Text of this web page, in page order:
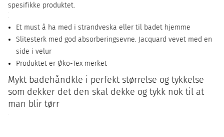
spesifikke produktet.
Et must å ha med i strandveska eller til badet hjemme
Slitesterk med god absorberingsevne. Jacquard vevet med en
side i velur
Produktet er Øko-Tex merket
Mykt badehåndkle i perfekt størrelse og tykkelse
som dekker det den skal dekke og tykk nok til at
man blir tørr